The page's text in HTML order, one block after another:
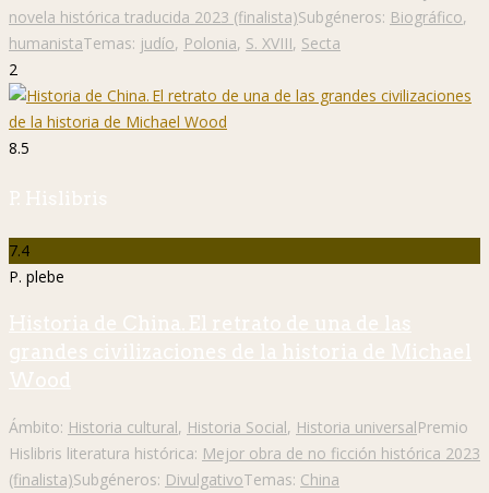
novela histórica traducida 2023 (finalista)Subgéneros: Biográfico,
humanistaTemas: judío, Polonia, S. XVIII, Secta
2
8.5
P. Hislibris
7.4
P. plebe
Historia de China. El retrato de una de las
grandes civilizaciones de la historia de Michael
Wood
Ámbito: Historia cultural, Historia Social, Historia universalPremio
Hislibris literatura histórica: Mejor obra de no ficción histórica 2023
(finalista)Subgéneros: DivulgativoTemas: China